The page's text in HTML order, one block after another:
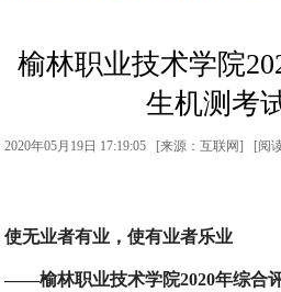
榆林职业技术学院
生机测考
2020年05月19日 17:19:05 [来源：互联网] [阅
使无业者有业，使有业者乐业
——榆林职业技术学院2020年综合